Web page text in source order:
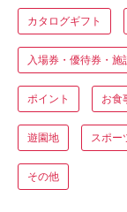
カタログギフト
入場券・優待券・施
ポイント お食
遊園地 スポー
その他